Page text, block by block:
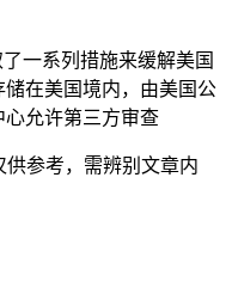
一系列措施来缓解美国
在美国境内，由美国公
允许第三方审查
参考，需辨别文章内